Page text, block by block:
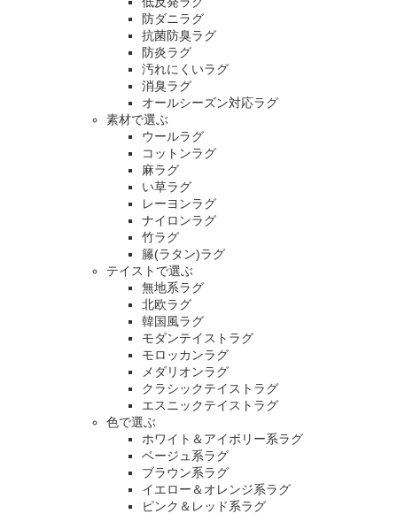
防ダニラグ
抗菌防臭ラグ
防炎ラグ
汚れにくいラグ
消臭ラグ
オールシーズン対応ラグ
素材で選ぶ
ウールラグ
コットンラグ
麻ラグ
い草ラグ
レーヨンラグ
ナイロンラグ
竹ラグ
籐(ラタン)ラグ
テイストで選ぶ
無地系ラグ
北欧ラグ
韓国風ラグ
モダンテイストラグ
モロッカンラグ
メダリオンラグ
クラシックテイストラグ
エスニックテイストラグ
色で選ぶ
ホワイト＆アイボリー系ラグ
ベージュ系ラグ
ブラウン系ラグ
イエロー＆オレンジ系ラグ
ピンク＆レッド系ラグ